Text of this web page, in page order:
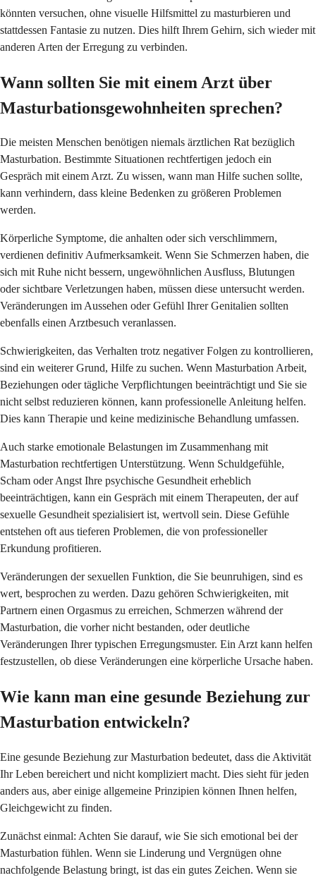
könnten versuchen, ohne visuelle Hilfsmittel zu masturbieren und
stattdessen Fantasie zu nutzen. Dies hilft Ihrem Gehirn, sich wieder mit
anderen Arten der Erregung zu verbinden.
Wann sollten Sie mit einem Arzt über
Masturbationsgewohnheiten sprechen?
Die meisten Menschen benötigen niemals ärztlichen Rat bezüglich
Masturbation. Bestimmte Situationen rechtfertigen jedoch ein
Gespräch mit einem Arzt. Zu wissen, wann man Hilfe suchen sollte,
kann verhindern, dass kleine Bedenken zu größeren Problemen
werden.
Körperliche Symptome, die anhalten oder sich verschlimmern,
verdienen definitiv Aufmerksamkeit. Wenn Sie Schmerzen haben, die
sich mit Ruhe nicht bessern, ungewöhnlichen Ausfluss, Blutungen
oder sichtbare Verletzungen haben, müssen diese untersucht werden.
Veränderungen im Aussehen oder Gefühl Ihrer Genitalien sollten
ebenfalls einen Arztbesuch veranlassen.
Schwierigkeiten, das Verhalten trotz negativer Folgen zu kontrollieren,
sind ein weiterer Grund, Hilfe zu suchen. Wenn Masturbation Arbeit,
Beziehungen oder tägliche Verpflichtungen beeinträchtigt und Sie sie
nicht selbst reduzieren können, kann professionelle Anleitung helfen.
Dies kann Therapie und keine medizinische Behandlung umfassen.
Auch starke emotionale Belastungen im Zusammenhang mit
Masturbation rechtfertigen Unterstützung. Wenn Schuldgefühle,
Scham oder Angst Ihre psychische Gesundheit erheblich
beeinträchtigen, kann ein Gespräch mit einem Therapeuten, der auf
sexuelle Gesundheit spezialisiert ist, wertvoll sein. Diese Gefühle
entstehen oft aus tieferen Problemen, die von professioneller
Erkundung profitieren.
Veränderungen der sexuellen Funktion, die Sie beunruhigen, sind es
wert, besprochen zu werden. Dazu gehören Schwierigkeiten, mit
Partnern einen Orgasmus zu erreichen, Schmerzen während der
Masturbation, die vorher nicht bestanden, oder deutliche
Veränderungen Ihrer typischen Erregungsmuster. Ein Arzt kann helfen
festzustellen, ob diese Veränderungen eine körperliche Ursache haben.
Wie kann man eine gesunde Beziehung zur
Masturbation entwickeln?
Eine gesunde Beziehung zur Masturbation bedeutet, dass die Aktivität
Ihr Leben bereichert und nicht kompliziert macht. Dies sieht für jeden
anders aus, aber einige allgemeine Prinzipien können Ihnen helfen,
Gleichgewicht zu finden.
Zunächst einmal: Achten Sie darauf, wie Sie sich emotional bei der
Masturbation fühlen. Wenn sie Linderung und Vergnügen ohne
nachfolgende Belastung bringt, ist das ein gutes Zeichen. Wenn sie